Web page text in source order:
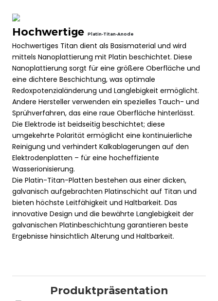
Hochwertige Platin-Titan-Anode
Hochwertiges Titan dient als Basismaterial und wird
mittels Nanoplattierung mit Platin beschichtet. Diese
Nanoplattierung sorgt für eine größere Oberfläche und
eine dichtere Beschichtung, was optimale
Redoxpotenzialänderung und Langlebigkeit ermöglicht.
Andere Hersteller verwenden ein spezielles Tauch- und
Sprühverfahren, das eine raue Oberfläche hinterlässt.
Die Elektrode ist beidseitig beschichtet; diese
umgekehrte Polarität ermöglicht eine kontinuierliche
Reinigung und verhindert Kalkablagerungen auf den
Elektrodenplatten – für eine hocheffiziente
Wasserionisierung.
Die Platin-Titan-Platten bestehen aus einer dicken,
galvanisch aufgebrachten Platinschicht auf Titan und
bieten höchste Leitfähigkeit und Haltbarkeit. Das
innovative Design und die bewährte Langlebigkeit der
galvanischen Platinbeschichtung garantieren beste
Ergebnisse hinsichtlich Alterung und Haltbarkeit.
Produktpräsentation